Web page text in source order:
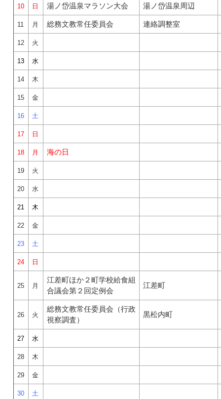
10 日 湯ノ岱温泉マラソン大会 湯ノ岱温泉周辺
11 月 総務文教常任委員会 連絡調整室
12 火
13 水
14 木
15 金
16 土
17 日
18 月 海の日
19 火
20 水
21 木
22 金
23 土
24 日
25 月
江差町ほか２町学校給食組
合議会第２回定例会
江差町
26 火
総務文教常任委員会（行政
視察調査）
黒松内町
27 水
28 木
29 金
30 土